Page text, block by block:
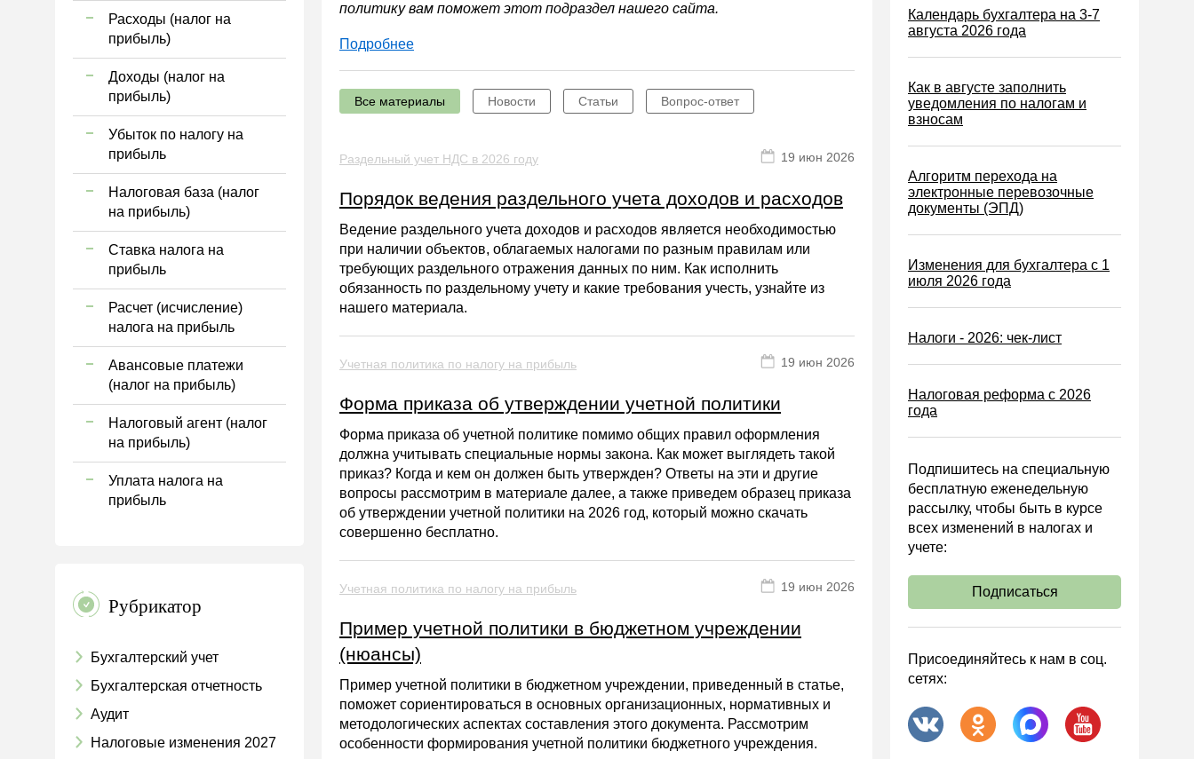
Расходы (налог на
прибыль)
Доходы (налог на
прибыль)
Убыток по налогу на
прибыль
Налоговая база (налог
на прибыль)
Ставка налога на
прибыль
Расчет (исчисление)
налога на прибыль
Авансовые платежи
(налог на прибыль)
Налоговый агент (налог
на прибыль)
Уплата налога на
прибыль
Рубрикатор
Бухгалтерский учет
Бухгалтерская отчетность
Аудит
Налоговые изменения 2027
Календарь бухгалтера на 3-7
августа 2026 года
Как в августе заполнить
уведомления по налогам и
взносам
Алгоритм перехода на
электронные перевозочные
документы (ЭПД)
Изменения для бухгалтера с 1
июля 2026 года
Налоги - 2026: чек-лист
Налоговая реформа с 2026
года
Подпишитесь на специальную
бесплатную еженедельную
рассылку, чтобы быть в курсе
всех изменений в налогах и
учете:
Подписаться
Присоединяйтесь к нам в соц.
сетях:
политику вам поможет этот подраздел нашего сайта.
Подробнее
Все материалы Новости Статьи Вопрос-ответ
Раздельный учет НДС в 2026 году 19 июн 2026
Порядок ведения раздельного учета доходов и расходов
Ведение раздельного учета доходов и расходов является необходимостью
при наличии объектов, облагаемых налогами по разным правилам или
требующих раздельного отражения данных по ним. Как исполнить
обязанность по раздельному учету и какие требования учесть, узнайте из
нашего материала.
Учетная политика по налогу на прибыль 19 июн 2026
Форма приказа об утверждении учетной политики
Форма приказа об учетной политике помимо общих правил оформления
должна учитывать специальные нормы закона. Как может выглядеть такой
приказ? Когда и кем он должен быть утвержден? Ответы на эти и другие
вопросы рассмотрим в материале далее, а также приведем образец приказа
об утверждении учетной политики на 2026 год, который можно скачать
совершенно бесплатно.
Учетная политика по налогу на прибыль 19 июн 2026
Пример учетной политики в бюджетном учреждении
(нюансы)
Пример учетной политики в бюджетном учреждении, приведенный в статье,
поможет сориентироваться в основных организационных, нормативных и
методологических аспектах составления этого документа. Рассмотрим
особенности формирования учетной политики бюджетного учреждения.